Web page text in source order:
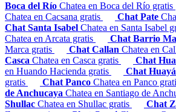
Boca del Río Chatea en Boca del Río gratis
Chatea en Cacsana gratis
Chat Pate
Chat Santa Isabel Chatea en Santa Isabel
Chatea en Arcata gratis
Chat Barrio
Marca gratis
Chat Callan Chatea en
Casca Chatea en Casca gratis Chat
en Huando Hacienda gratis
Chat
gratis
Chat Panco Chatea en Panco
de Anchucaya Chatea en Santiago de
Shullac Chatea en Shullac gratis Chat